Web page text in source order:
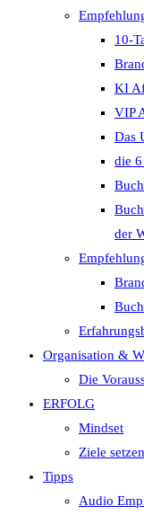
10-
KI
VIP
Das
die 6
der
Organisation &
Die
ERFOLG
Mindset
Ziele
Tipps
Audio